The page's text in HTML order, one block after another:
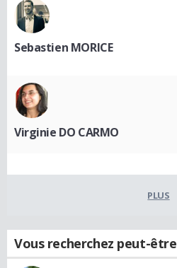
Sebastien MORICE
Virginie DO CARMO
PLUS
Vous recherchez peut-être